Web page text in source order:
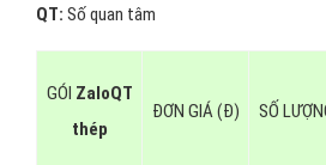
QT: Số quan tâm
GÓI ZaloQT
thép
ĐƠN GIÁ (Đ) SỐ